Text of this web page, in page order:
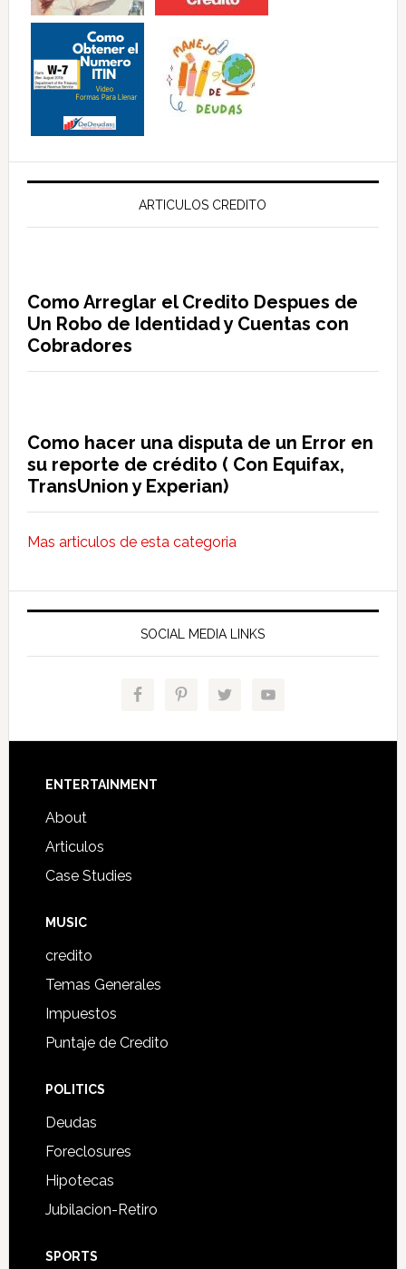
ARTICULOS CREDITO
Como Arreglar el Credito Despues de
Un Robo de Identidad y Cuentas con
Cobradores
Como hacer una disputa de un Error en
su reporte de crédito ( Con Equifax,
TransUnion y Experian)
Mas articulos de esta categoria
SOCIAL MEDIA LINKS
Footer
ENTERTAINMENT
About
Articulos
Case Studies
MUSIC
credito
Temas Generales
Impuestos
Puntaje de Credito
POLITICS
Deudas
Foreclosures
Hipotecas
Jubilacion-Retiro
SPORTS